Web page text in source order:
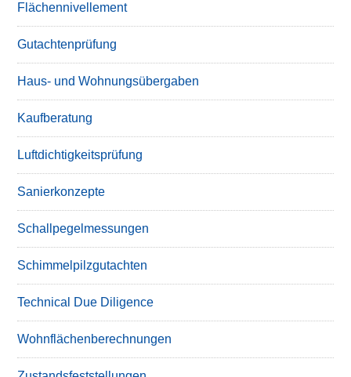
Flächennivellement
Gutachtenprüfung
Haus- und Wohnungsübergaben
Kaufberatung
Luftdichtigkeitsprüfung
Sanierkonzepte
Schallpegelmessungen
Schimmelpilzgutachten
Technical Due Diligence
Wohnflächenberechnungen